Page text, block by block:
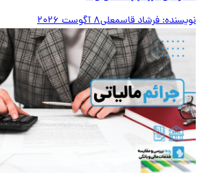
فرشاد قاسمعلی8 آگوست 2026